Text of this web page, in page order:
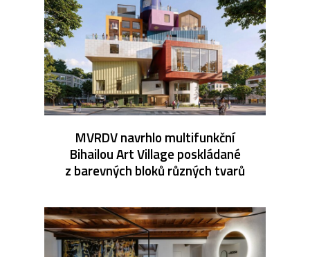
MVRDV navrhlo multifunkční
Bihailou Art Village poskládané
z barevných bloků různých tvarů